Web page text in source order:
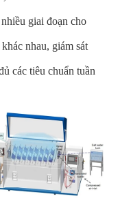
giai đoạn cho
nhau, giám sát
các tiêu chuẩn tuần